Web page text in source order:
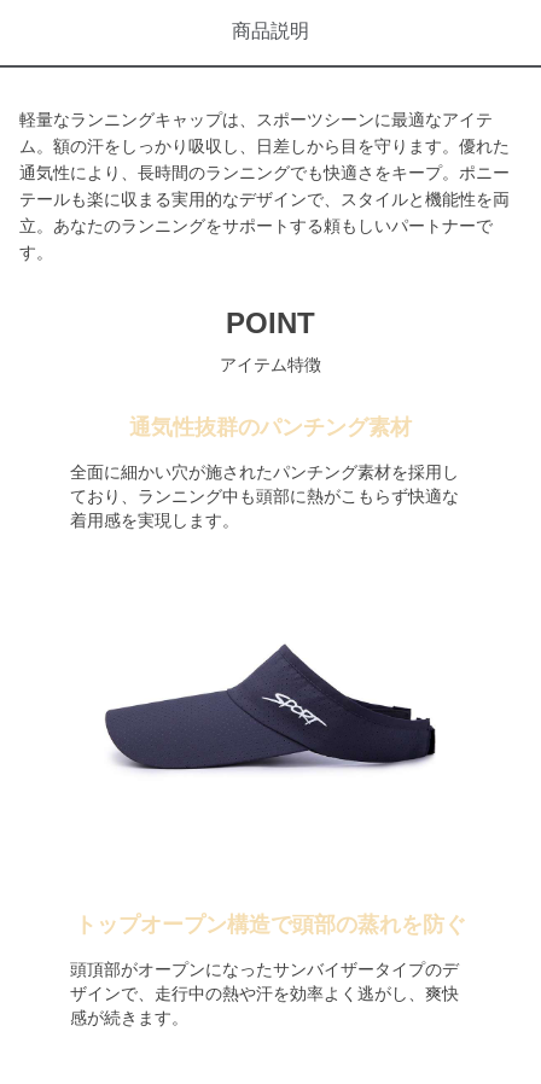
商品説明
軽量なランニングキャップは、スポーツシーンに最適なアイテ
ム。額の汗をしっかり吸収し、日差しから目を守ります。優れた
通気性により、長時間のランニングでも快適さをキープ。ポニー
テールも楽に収まる実用的なデザインで、スタイルと機能性を両
立。あなたのランニングをサポートする頼もしいパートナーで
す。
POINT
アイテム特徴
通気性抜群のパンチング素材
全面に細かい穴が施されたパンチング素材を採用し
ており、ランニング中も頭部に熱がこもらず快適な
着用感を実現します。
トップオープン構造で頭部の蒸れを防ぐ
頭頂部がオープンになったサンバイザータイプのデ
ザインで、走行中の熱や汗を効率よく逃がし、爽快
感が続きます。